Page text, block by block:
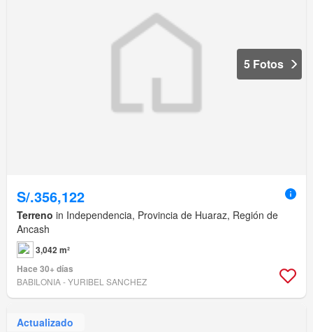
5 Fotos
S/.356,122
Terreno in Independencia, Provincia de Huaraz, Región de
Ancash
3,042 m²
Hace 30+ días
BABILONIA - YURIBEL SANCHEZ
Actualizado